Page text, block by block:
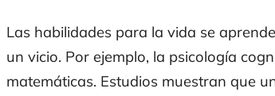
Las habilidades para la vida se
un vicio. Por ejemplo, la psicología
matemáticas. Estudios muestran que